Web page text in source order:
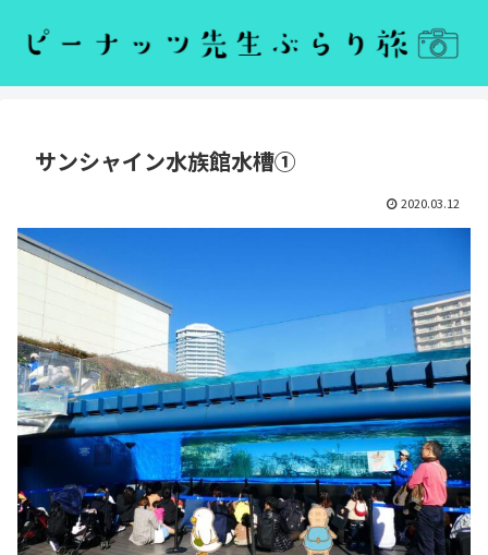
サンシャイン水族館水槽①
2020.03.12